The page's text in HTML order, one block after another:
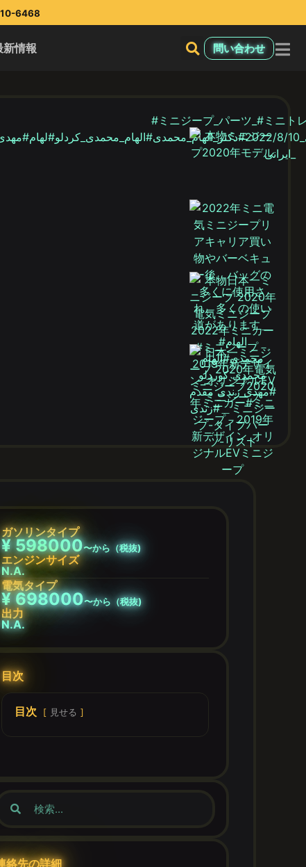
6468
新情報 問い合わせ
ガソリンタイプ
¥ 598000〜から（税抜)
エンジンサイズ
N.A.
電気タイプ
¥ 698000〜から（税抜)
出力
N.A.
目次
目次 見せる
絡先の詳細